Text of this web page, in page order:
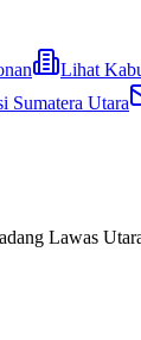
Lihat
Sumatera Utara
Lawas